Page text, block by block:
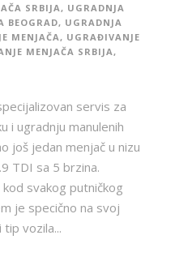
SRBIJA , UGRADNJA
BEOGRAD, UGRADNJA
MENJAČA , UGRAĐIVANJE
MENJAČA SRBIJA ,
servis za
i ugradnju manulenih
još jedan menjač u nizu
TDI sa 5 brzina.
svakog putničkog
je specično na svoj
tip vozila...